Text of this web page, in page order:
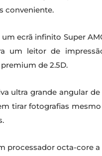
conveniente.
ecrã infinito Super
um leitor de
de 2.5D.
ultra grande angular
tirar fotografias
octa-core